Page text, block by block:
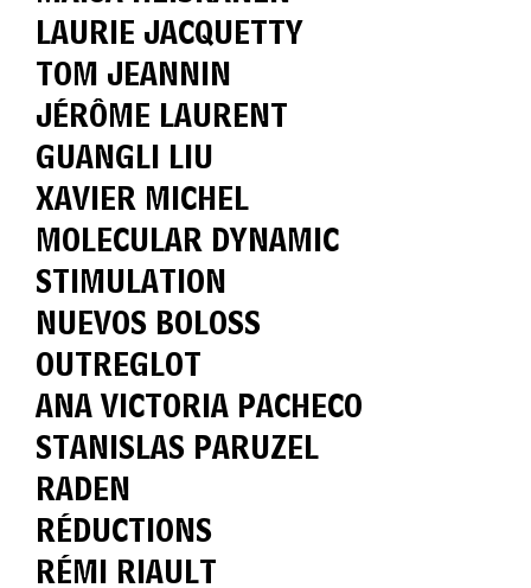
LAURIE JACQUETTY
TOM JEANNIN
JÉRÔME LAURENT
GUANGLI LIU
XAVIER MICHEL
MOLECULAR DYNAMIC
STIMULATION
NUEVOS BOLOSS
OUTREGLOT
ANA VICTORIA PACHECO
STANISLAS PARUZEL
RADEN
RÉDUCTIONS
RÉMI RIAULT